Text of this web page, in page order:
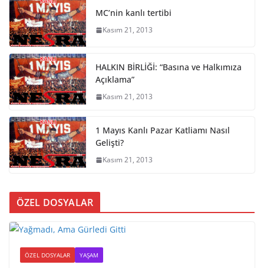
MC’nin kanlı tertibi
Kasım 21, 2013
HALKIN BİRLİĞİ: “Basına ve Halkımıza
Açıklama”
Kasım 21, 2013
1 Mayıs Kanlı Pazar Katliamı Nasıl
Gelişti?
Kasım 21, 2013
ÖZEL DOSYALAR
ÖZEL DOSYALAR YAŞAM